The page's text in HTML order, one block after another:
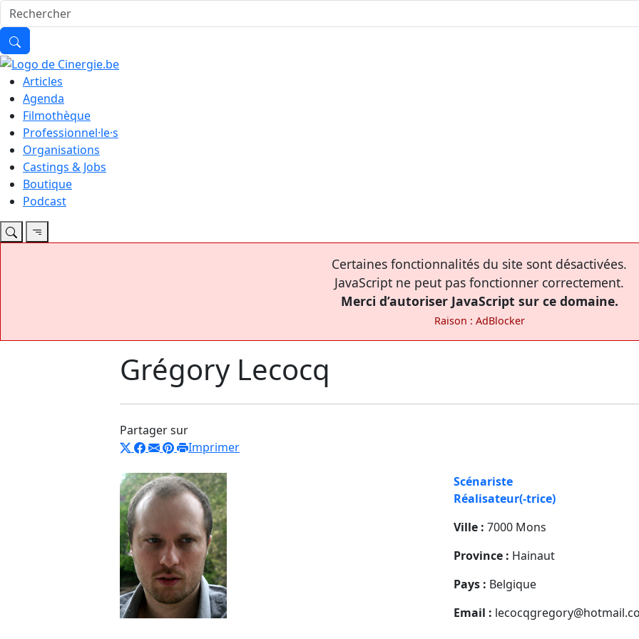
Articles
Agenda
Filmothèque
Professionnel·le·s
Organisations
Castings & Jobs
Boutique
Podcast
Certaines fonctionnalités du site sont désactivées.
JavaScript ne peut pas fonctionner correctement.
Merci d’autoriser JavaScript sur ce domaine.
Raison : AdBlocker
Grégory Lecocq
Partager sur
Imprimer
Scénariste
Réalisateur(-trice)
Ville : 7000 Mons
Province : Hainaut
Pays : Belgique
Email :